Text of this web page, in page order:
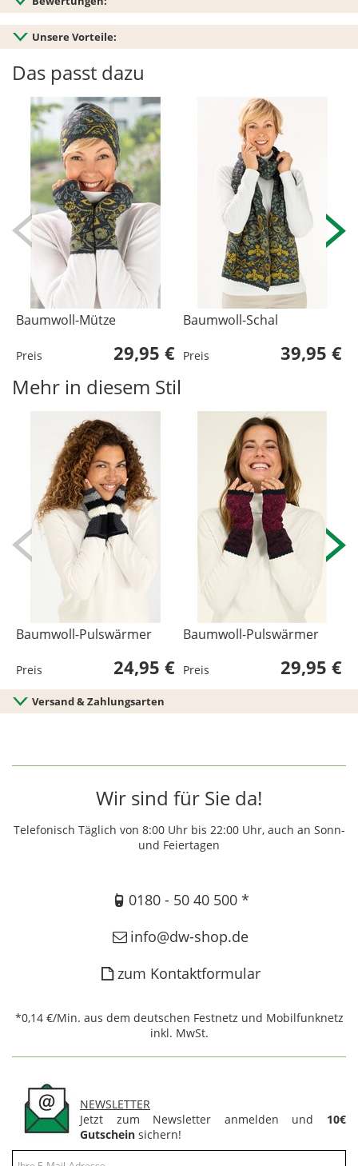
Unsere Vorteile:
Das passt dazu
Baumwoll-Mütze
Preis 29,95 €
Baumwoll-Schal
Preis 39,95 €
Mehr in diesem Stil
Baumwoll-Pulswärmer
Preis 24,95 €
Baumwoll-Pulswärmer
Preis 29,95 €
Versand & Zahlungsarten
Wir sind für Sie da!
Telefonisch Täglich von 8:00 Uhr bis 22:00 Uhr, auch an Sonn-
und Feiertagen
0180 - 50 40 500 *
info@dw-shop.de
zum Kontaktformular
*0,14 €/Min. aus dem deutschen Festnetz und Mobilfunknetz
inkl. MwSt.
NEWSLETTER
Jetzt zum Newsletter anmelden und 10€
Gutschein sichern!